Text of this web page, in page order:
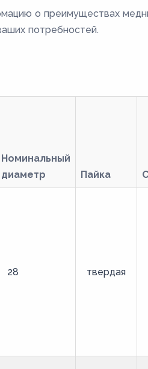
о преимуществах
потребностей.
Номинальный
диаметр
Пайка
28 твердая